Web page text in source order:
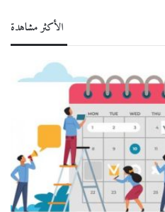
الأكثر مشاهدة